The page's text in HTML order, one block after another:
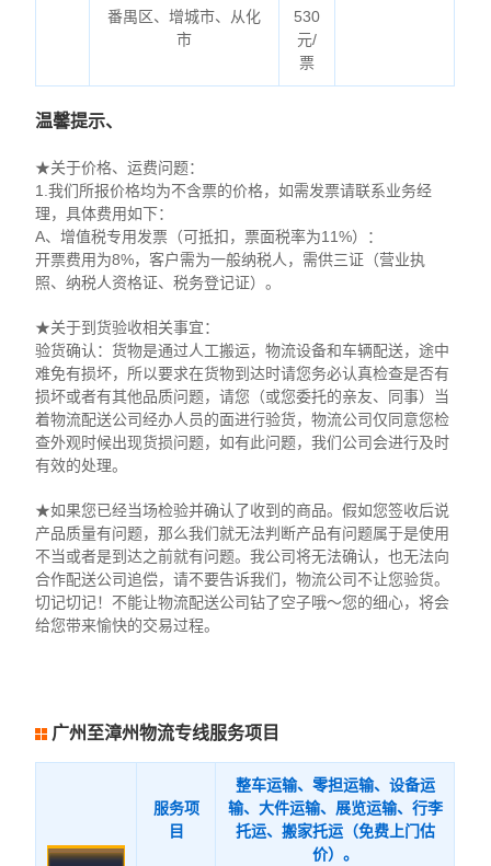
番禺区、增城市、从化
市
530
元/
票
温馨提示、
★关于价格、运费问题：
1.我们所报价格均为不含票的价格，如需发票请联系业务经
理，具体费用如下：
A、增值税专用发票（可抵扣，票面税率为11%）：
开票费用为8%，客户需为一般纳税人，需供三证（营业执
照、纳税人资格证、税务登记证）。
★关于到货验收相关事宜：
验货确认：货物是通过人工搬运，物流设备和车辆配送，途中
难免有损坏，所以要求在货物到达时请您务必认真检查是否有
损坏或者有其他品质问题，请您（或您委托的亲友、同事）当
着物流配送公司经办人员的面进行验货，物流公司仅同意您检
查外观时候出现货损问题，如有此问题，我们公司会进行及时
有效的处理。
★如果您已经当场检验并确认了收到的商品。假如您签收后说
产品质量有问题，那么我们就无法判断产品有问题属于是使用
不当或者是到达之前就有问题。我公司将无法确认，也无法向
合作配送公司追偿，请不要告诉我们，物流公司不让您验货。
切记切记！不能让物流配送公司钻了空子哦～您的细心，将会
给您带来愉快的交易过程。
广州至漳州物流专线服务项目
服务项
目
整车运输、零担运输、设备运
输、大件运输、展览运输、行李
托运、搬家托运（免费上门估
价）。